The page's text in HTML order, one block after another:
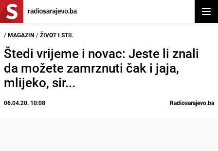
/ MAGAZIN / ŽIVOT I STIL
Štedi vrijeme i novac: Jeste li znali
da možete zamrznuti čak i jaja,
mlijeko, sir...
06.04.20. 10:08 Radiosarajevo.ba